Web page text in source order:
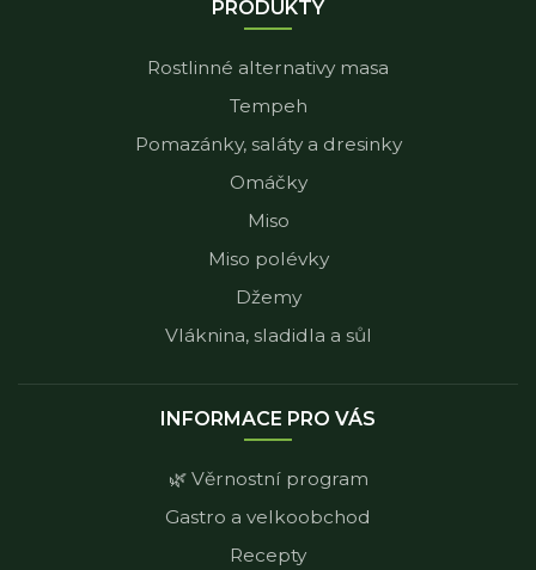
PRODUKTY
Rostlinné alternativy masa
Tempeh
Pomazánky, saláty a dresinky
Omáčky
Miso
Miso polévky
Džemy
Vláknina, sladidla a sůl
INFORMACE PRO VÁS
🌿 Věrnostní program
Gastro a velkoobchod
Recepty